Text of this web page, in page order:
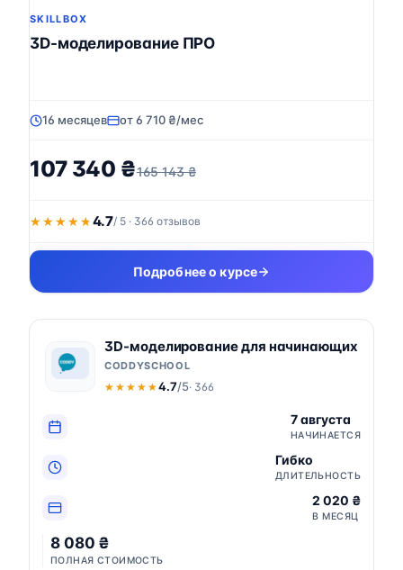
SKILLBOX
3D-моделирование ПРО
16 месяцев от 6 710 ₴/мес
107 340 ₴165 143 ₴
★★★★★
★★★★★ 4.7/ 5 · 366 отзывов
Подробнее о курсе
3D-моделирование для начинающих
CODDYSCHOOL
★★★★★
★★★★★4.7/5· 366
7 августа
НАЧИНАЕТСЯ
Гибко
ДЛИТЕЛЬНОСТЬ
2 020 ₴
В МЕСЯЦ
8 080 ₴
ПОЛНАЯ СТОИМОСТЬ